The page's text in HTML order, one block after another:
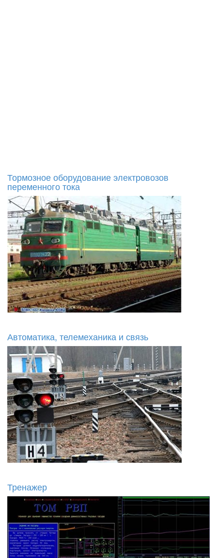
Тормозное оборудование электровозов
переменного тока
Автоматика, телемеханика и связь
Тренажер